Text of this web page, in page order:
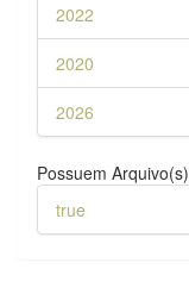
2022
2020
2026
Possuem Arquivo(s)
true